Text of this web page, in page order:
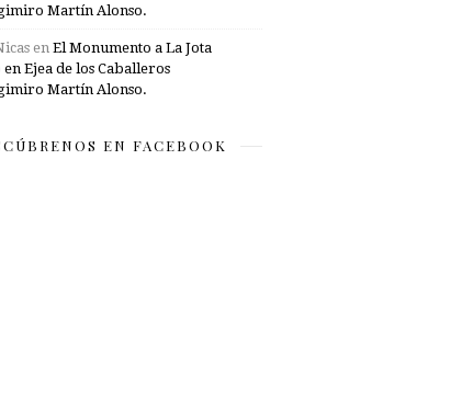
Martín Alonso.
en El Monumento a La Jota
Ejea de los Caballeros
Martín Alonso.
EN FACEBOOK